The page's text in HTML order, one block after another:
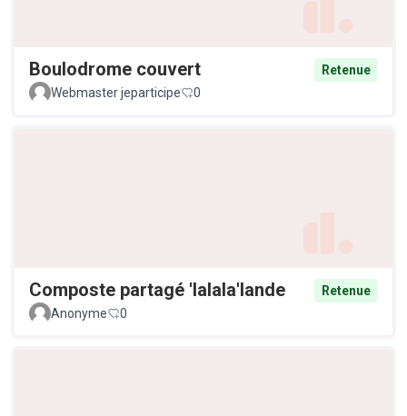
Boulodrome couvert
Retenue
Webmaster jeparticipe
0
Composte partagé 'lalala'lande
Retenue
Anonyme
0